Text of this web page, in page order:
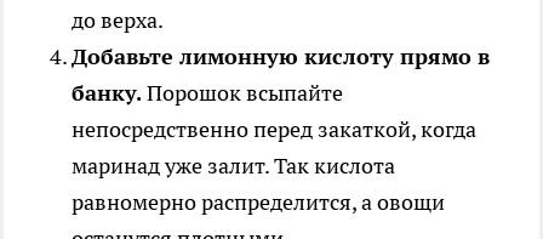
до верха.
Добавьте лимонную кислоту прямо в
банку.Порошок всыпайте
непосредственно перед закаткой, когда
маринад уже залит. Так кислота
равномерно распределится, а овощи